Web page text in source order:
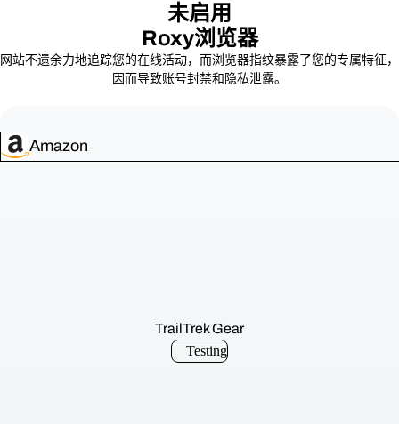
竞品浏览器
更新节奏滞后
148
未启用
Roxy浏览器
网站不遗余力地追踪您的在线活动，而浏览器指纹暴露了您的专属特征，
因而导致账号封禁和隐私泄露。
Amazon
TrailTrek Gear
Testing